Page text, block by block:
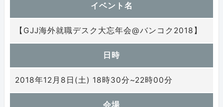
イベント名
【GJJ海外就職デスク大忘年会@バンコク2018】
日時
2018年12月8日(土) 18時30分~22時00分
会場